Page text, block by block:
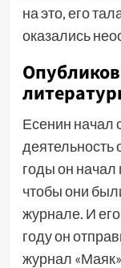
на это, его
оказались
Есенин начал
годы он начал
чтобы они
журнале. И
году он
журнал